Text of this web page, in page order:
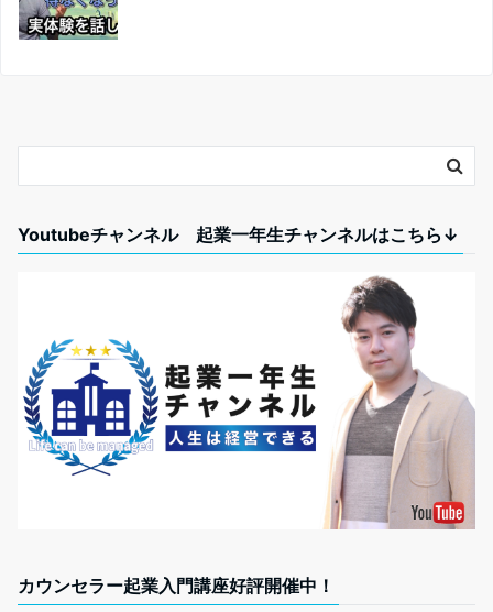
Youtubeチャンネル 起業一年生チャンネルはこちら↓
カウンセラー起業入門講座好評開催中！